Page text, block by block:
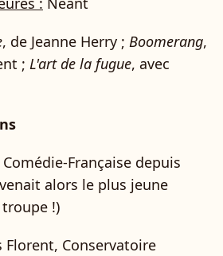
, de Jeanne Herry ; Boomerang,
; L'art de la fugue, avec
Française depuis
alors le plus jeune
!)
Florent, Conservatoire